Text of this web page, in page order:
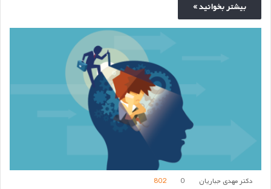
بیشتر بخوانید »
دکتر مهدی جباریان 0
802